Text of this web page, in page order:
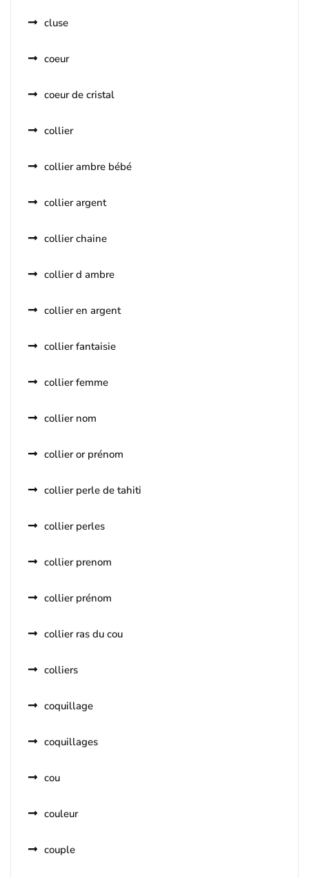
cluse
coeur
coeur de cristal
collier
collier ambre bébé
collier argent
collier chaine
collier d ambre
collier en argent
collier fantaisie
collier femme
collier nom
collier or prénom
collier perle de tahiti
collier perles
collier prenom
collier prénom
collier ras du cou
colliers
coquillage
coquillages
cou
couleur
couple